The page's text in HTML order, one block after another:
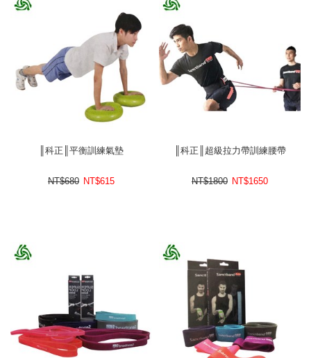
║科正║平衡訓練氣墊
NT$680 NT$615
║科正║超級拉力帶訓練腰帶
NT$1800 NT$1650